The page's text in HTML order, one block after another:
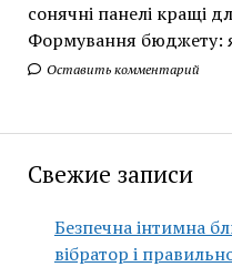
сонячні панелі кращі
Формування бюджету:
Оставить комментарий
Свежие записи
Безпечна інтимна
вібратор і